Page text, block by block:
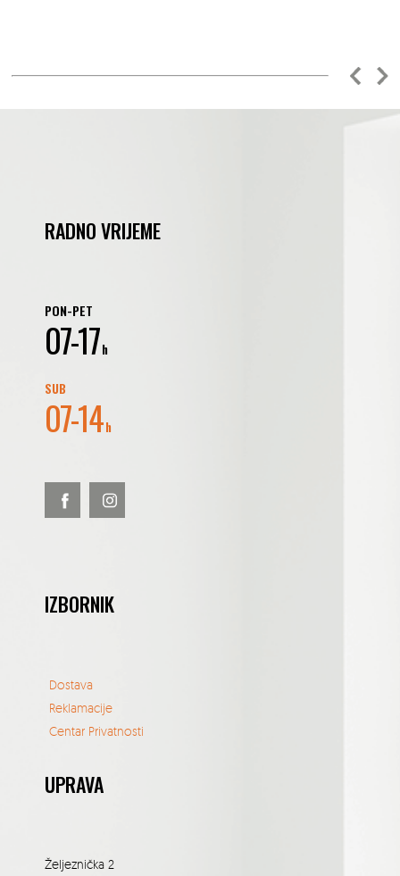
RADNO VRIJEME
PON-PET
07-17h
SUB
07-14h
IZBORNIK
Dostava
Reklamacije
Centar Privatnosti
UPRAVA
Željeznička 2